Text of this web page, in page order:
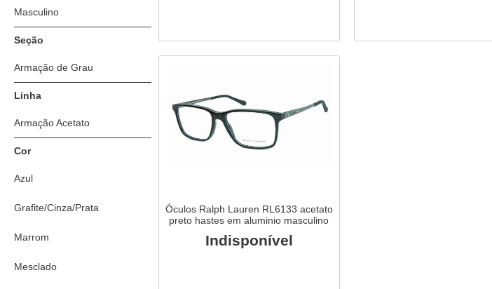
Masculino
Seção
Armação de Grau
Linha
Armação Acetato
Cor
Azul
Grafite/Cinza/Prata
Marrom
Mesclado
Óculos Ralph Lauren RL6133 acetato
preto hastes em aluminio masculino
Indisponível